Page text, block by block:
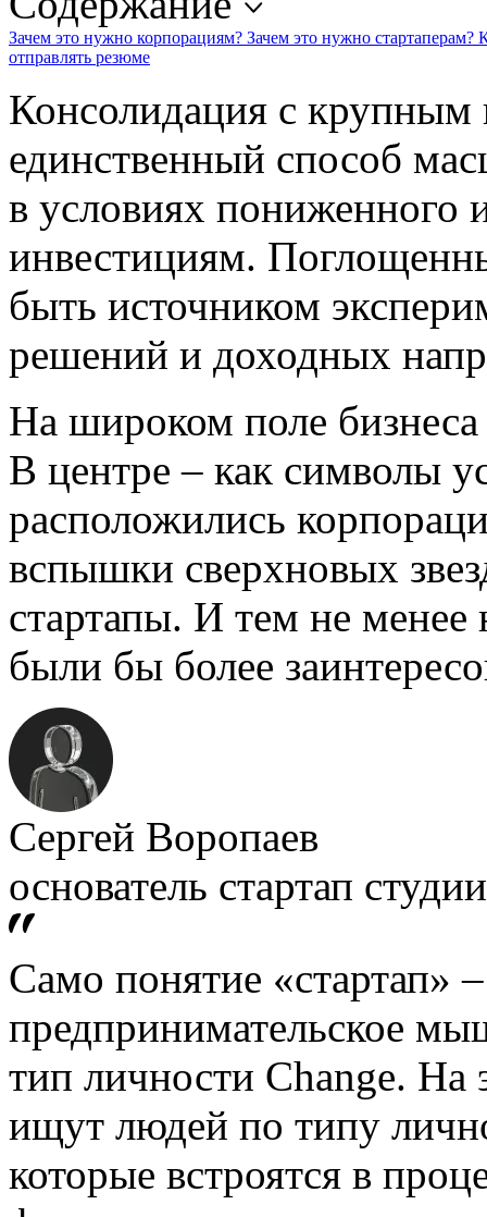
Зачем это нужно корпорациям? Зачем это нужно стартаперам?
отправлять резюме
Консолидация с
единственный способ
в условиях пониженного
инвестициям.
быть источником
решений и доходных
На широком поле
В центре – как символы
расположились
вспышки сверхновых
стартапы. И тем не менее
были бы более
Сергей Воропаев
основатель стартап
Само понятие «стартап»
предпринимательское
тип личности Change. На
ищут людей по типу
которые встроятся в